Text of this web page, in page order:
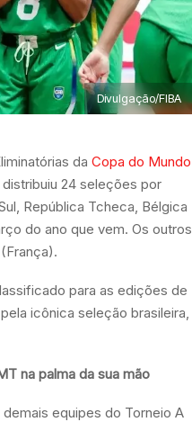
Divulgação/FIBA
da Copa do Mundo
24 seleções por
República Tcheca, Bélgica
do ano que vem. Os outros
para as edições de
icônica seleção brasileira,
na palma da sua mão
equipes do Torneio A